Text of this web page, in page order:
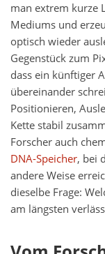
man extrem kurze
Mediums und
optisch wieder
Gegenstück zum
dass ein künftiger
übereinander
Positionieren,
Kette stabil
Forscher auch
DNA-Speicher, bei
andere Weise
dieselbe Frage:
am längsten